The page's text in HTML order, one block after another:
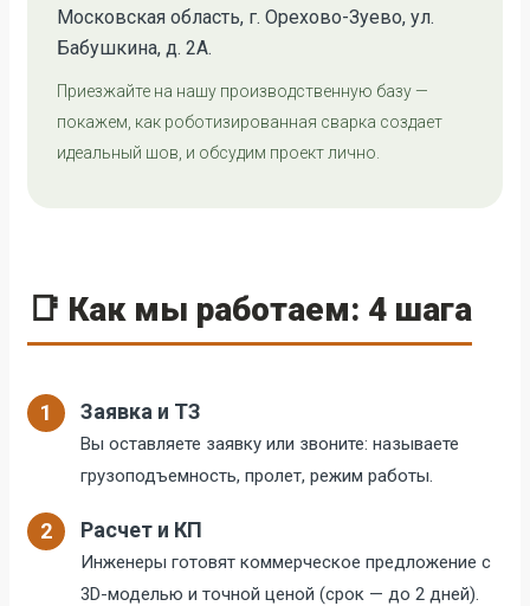
Московская область, г. Орехово-Зуево, ул.
Бабушкина, д. 2А.
Приезжайте на нашу производственную базу —
покажем, как роботизированная сварка создает
идеальный шов, и обсудим проект лично.
📑 Как мы работаем: 4 шага
1 Заявка и ТЗ
Вы оставляете заявку или звоните: называете
грузоподъемность, пролет, режим работы.
2 Расчет и КП
Инженеры готовят коммерческое предложение с
3D-моделью и точной ценой (срок — до 2 дней).